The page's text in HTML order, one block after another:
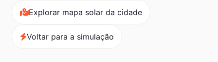
Explorar mapa solar da cidade
Voltar para a simulação